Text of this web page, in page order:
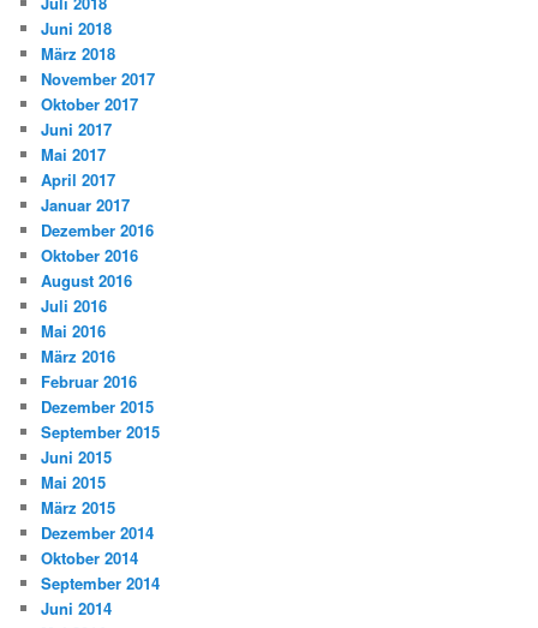
Juni 2018
März 2018
November 2017
Oktober 2017
Juni 2017
Mai 2017
April 2017
Januar 2017
Dezember 2016
Oktober 2016
August 2016
Juli 2016
Mai 2016
März 2016
Februar 2016
Dezember 2015
September 2015
Juni 2015
Mai 2015
März 2015
Dezember 2014
Oktober 2014
September 2014
Juni 2014